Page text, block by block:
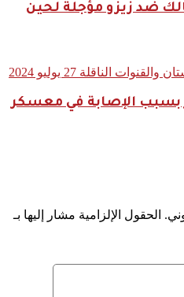
ضد زيزو مؤجلة لحين
بسبب الإصابة في معسكر
الحقول الإلزامية مشار إليها بـ